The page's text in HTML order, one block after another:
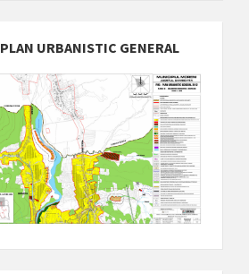
PLAN URBANISTIC GENERAL